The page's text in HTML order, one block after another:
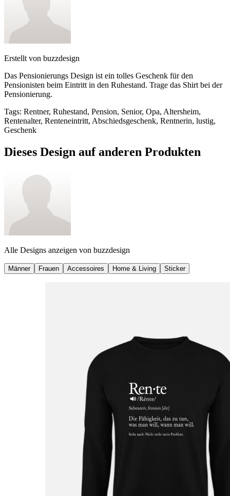
Erstellt von buzzdesign
Das Pensionierungs Design ist ein tolles Geschenk für den
Pensionisten beim Eintritt in den Ruhestand. Trage das Shirt bei der
Pensionierung.
Tags: Rentner, Ruhestand, Pension, Senior, Opa, Altersheim,
Rentenalter, Renteneintritt, Abschiedsgeschenk, Rentnerin, lustig,
Geschenk
Dieses Design auf anderen Produkten
Alle Designs anzeigen von buzzdesign
Männer Frauen Accessoires Home & Living Sticker